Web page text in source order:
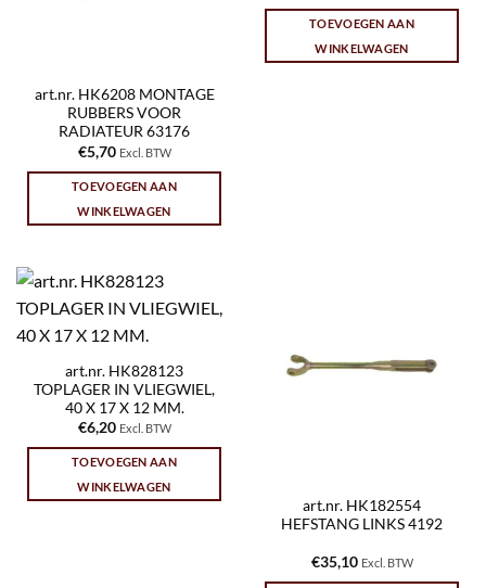
art.nr. HK6208 MONTAGE
RUBBERS VOOR
RADIATEUR 63176
€5,70 Excl. BTW
TOEVOEGEN AAN
WINKELWAGEN
TOEVOEGEN AAN
WINKELWAGEN
art.nr. HK828123
TOPLAGER IN VLIEGWIEL,
40 X 17 X 12 MM.
€6,20 Excl. BTW
TOEVOEGEN AAN
WINKELWAGEN
art.nr. HK182554
HEFSTANG LINKS 4192
€35,10 Excl. BTW